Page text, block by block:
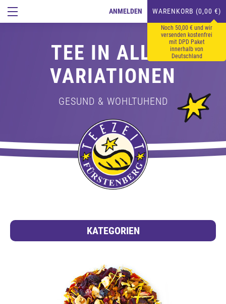
ANMELDEN WARENKORB (0,00 €)
Noch 50,00 € und wir
versenden kostenfrei
mit DPD Paket
innerhalb von
Deutschland
TEE IN ALLEN
VARIATIONEN
GESUND & WOHLTUHEND
KATEGORIEN